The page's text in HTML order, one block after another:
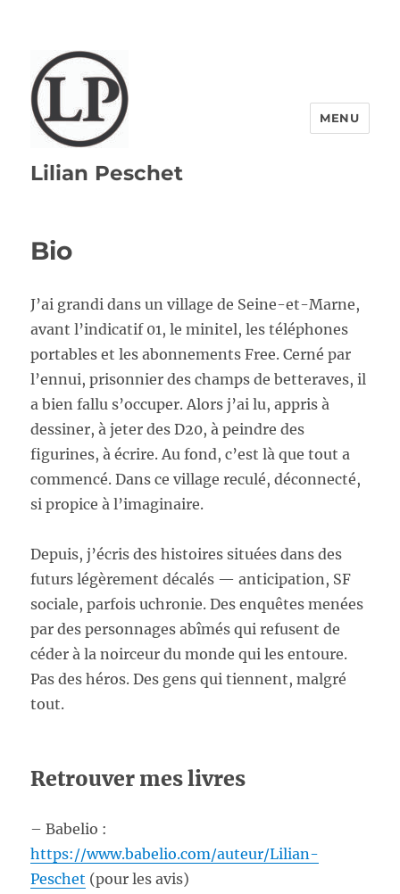
Lilian Peschet
MENU
Bio
J’ai grandi dans un village de Seine-et-Marne,
avant l’indicatif 01, le minitel, les téléphones
portables et les abonnements Free. Cerné par
l’ennui, prisonnier des champs de betteraves, il
a bien fallu s’occuper. Alors j’ai lu, appris à
dessiner, à jeter des D20, à peindre des
figurines, à écrire. Au fond, c’est là que tout a
commencé. Dans ce village reculé, déconnecté,
si propice à l’imaginaire.
Depuis, j’écris des histoires situées dans des
futurs légèrement décalés — anticipation, SF
sociale, parfois uchronie. Des enquêtes menées
par des personnages abîmés qui refusent de
céder à la noirceur du monde qui les entoure.
Pas des héros. Des gens qui tiennent, malgré
tout.
Retrouver mes livres
– Babelio :
https://www.babelio.com/auteur/Lilian-
Peschet (pour les avis)